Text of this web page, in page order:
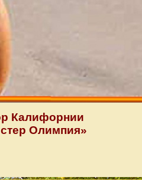
Калифорнии
Олимпия»